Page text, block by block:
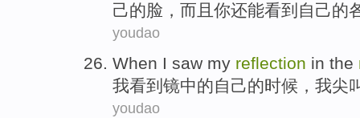
己的脸 ，而且你还能看到自己的
youdao
When I saw my reflection in the
我看到 镜中的自己的时候 ，我尖
youdao